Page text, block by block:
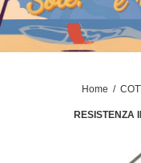
Home /
RESISTENZA